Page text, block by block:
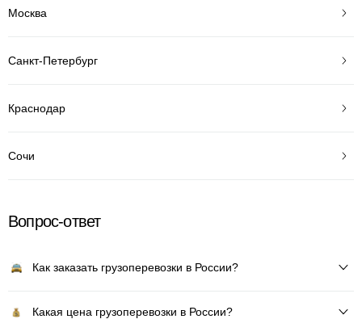
Москва
Санкт-Петербург
Краснодар
Сочи
Вопрос-ответ
Как заказать грузоперевозки в России?
Какая цена грузоперевозки в России?